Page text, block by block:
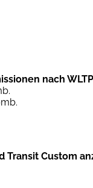
nach
Transit Custom